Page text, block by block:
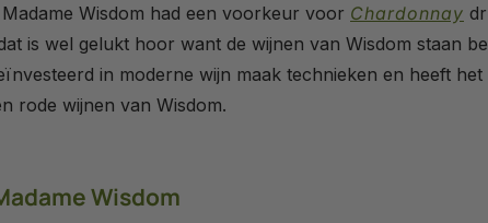
Wisdom had een voorkeur voor Chardonnay
is wel gelukt hoor want de wijnen van Wisdom staan
in moderne wijn maak technieken en heeft
rode wijnen van Wisdom.
Wisdom